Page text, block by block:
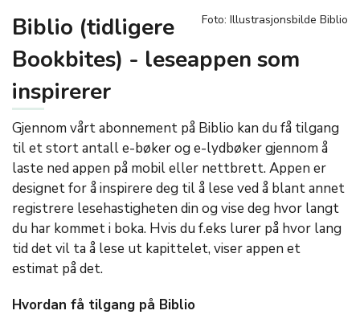
Foto: Illustrasjonsbilde Biblio
Biblio (tidligere
Bookbites) - leseappen som
inspirerer
Gjennom vårt abonnement på Biblio kan du få tilgang
til et stort antall e-bøker og e-lydbøker gjennom å
laste ned appen på mobil eller nettbrett. Appen er
designet for å inspirere deg til å lese ved å blant annet
registrere lesehastigheten din og vise deg hvor langt
du har kommet i boka. Hvis du f.eks lurer på hvor lang
tid det vil ta å lese ut kapittelet, viser appen et
estimat på det.
Hvordan få tilgang på Biblio